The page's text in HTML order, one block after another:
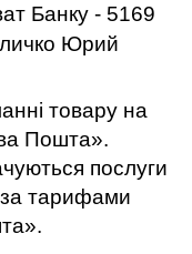
Банку - 5169
Юрий
товару на
Пошта».
послуги
за тарифами